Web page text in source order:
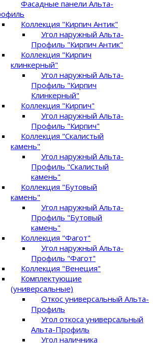
Фасадные панели Альта-
Коллекция "Кирпич Антик"
Угол наружный Альта-
Профиль "Кирпич Антик"
Коллекция "Кирпич
клинкерный"
Угол наружный Альта-
Профиль "Кирпич
Клинкерный"
Коллекция "Кирпич"
Угол наружный Альта-
Профиль "Кирпич"
Коллекция "Скалистый
камень"
Угол наружный Альта-
Профиль "Скалистый
камень"
Коллекция "Бутовый
камень"
Угол наружный Альта-
Профиль "Бутовый
камень"
Коллекция "Фагот"
Угол наружный Альта-
Профиль "Фагот"
Коллекция "Венеция"
Комплектующие
(универсальные)
Откос универсальный Альта-
Профиль
Угол откоса универсальный
Альта-Профиль
Угол наличника